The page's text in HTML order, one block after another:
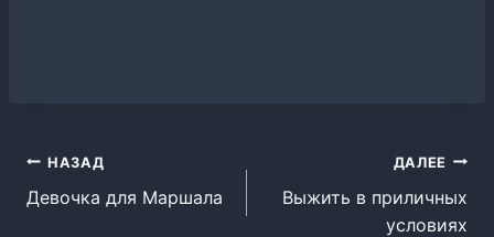
Навигация
по
НАЗАД
Девочка для Маршала
ДАЛЕЕ
Выжить в приличных
условиях